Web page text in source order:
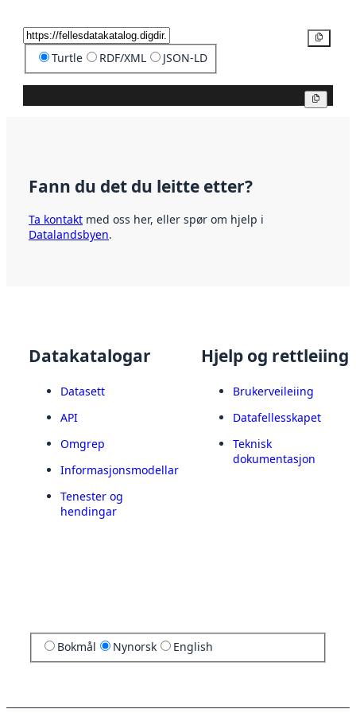
Turtle RDF/XML JSON-LD
Fann du det du leitte etter?
Ta kontakt med oss her, eller spør om hjelp i
Datalandsbyen.
Datakatalogar
Datasett
API
Omgrep
Informasjonsmodellar
Tenester og
hendingar
Hjelp og rettleiing
Brukerveileiing
Datafellesskapet
Teknisk
dokumentasjon
Bokmål Nynorsk English